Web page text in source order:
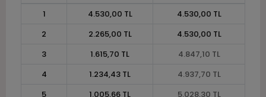
1
4.530,00 TL
4.530,00 TL
2
2.265,00 TL
4.530,00 TL
3
1.615,70 TL
4.847,10 TL
4
1.234,43 TL
4.937,70 TL
5
1.005,66 TL
5.028,30 TL